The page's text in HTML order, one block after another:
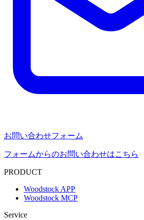
お問い合わせフォーム
フォームからのお問い合わせはこちら
PRODUCT
Woodstock APP
Woodstock MCP
Service